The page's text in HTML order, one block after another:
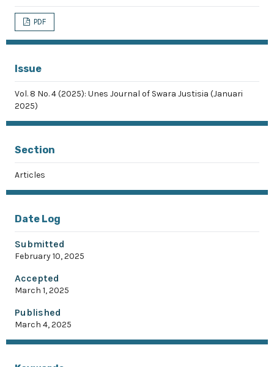
PDF
Issue
Vol. 8 No. 4 (2025): Unes Journal of Swara Justisia (Januari
2025)
Section
Articles
Date Log
Submitted
February 10, 2025
Accepted
March 1, 2025
Published
March 4, 2025